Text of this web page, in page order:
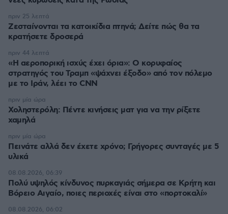
Ζεσταίνονται τα κατοικίδια πτηνά; Δείτε πώς θα τα
κρατήσετε δροσερά
πριν 25 λεπτά
«Η αεροπορική ισχύς έχει όρια»: Ο κορυφαίος
στρατηγός του Τραμπ «ψάχνει έξοδο» από τον πόλεμο
με το Ιράν, λέει το CNN
πριν 44 λεπτά
Χοληστερόλη: Πέντε κινήσεις ματ για να την ρίξετε
χαμηλά
πριν μία ώρα
Πεινάτε αλλά δεν έχετε χρόνο; Γρήγορες συνταγές με 5
υλικά
πριν μία ώρα
Πολύ υψηλός κίνδυνος πυρκαγιάς σήμερα σε Κρήτη και
Βόρειο Αιγαίο, ποιες περιοχές είναι στο «πορτοκαλί»
08.08.2026, 06:39
08.08.2026, 06:02